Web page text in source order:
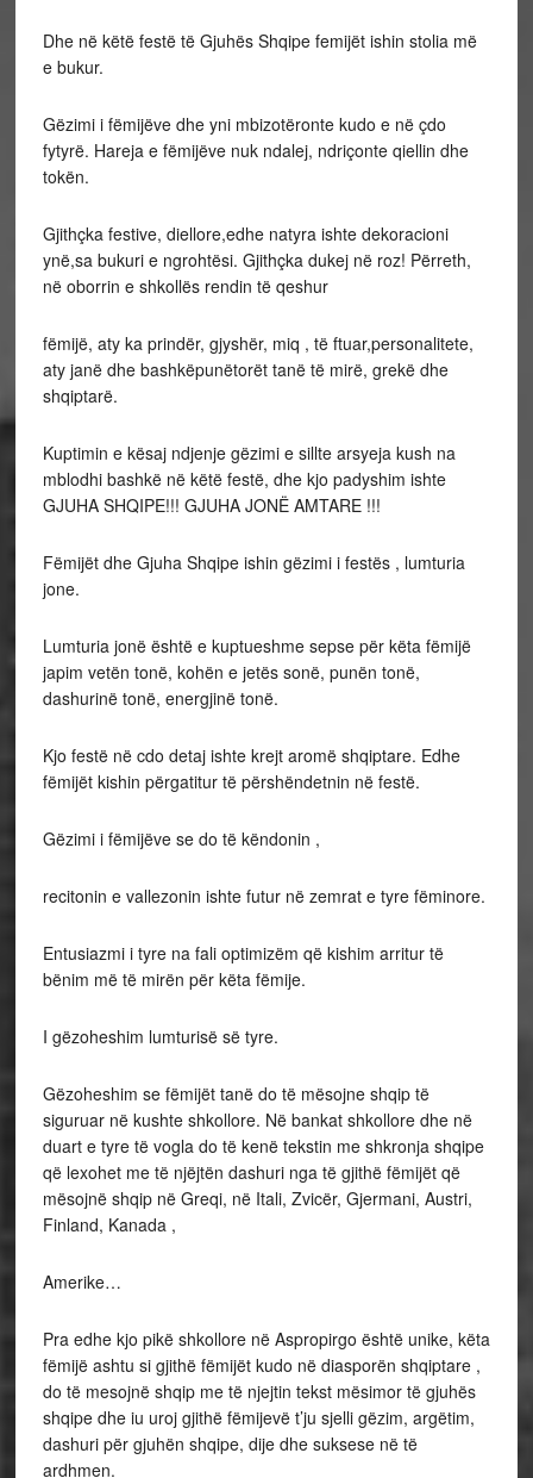
Dhe në këtë festë të Gjuhës Shqipe femijët ishin stolia më
e bukur.
Gëzimi i fëmijëve dhe yni mbizotëronte kudo e në çdo
fytyrë. Hareja e fëmijëve nuk ndalej, ndriçonte qiellin dhe
tokën.
Gjithçka festive, diellore,edhe natyra ishte dekoracioni
ynë,sa bukuri e ngrohtësi. Gjithçka dukej në roz! Përreth,
në oborrin e shkollës rendin të qeshur
fëmijë, aty ka prindër, gjyshër, miq , të ftuar,personalitete,
aty janë dhe bashkëpunëtorët tanë të mirë, grekë dhe
shqiptarë.
Kuptimin e kësaj ndjenje gëzimi e sillte arsyeja kush na
mblodhi bashkë në këtë festë, dhe kjo padyshim ishte
GJUHA SHQIPE!!! GJUHA JONË AMTARE !!!
Fëmijët dhe Gjuha Shqipe ishin gëzimi i festës , lumturia
jone.
Lumturia jonë është e kuptueshme sepse për këta fëmijë
japim vetën tonë, kohën e jetës sonë, punën tonë,
dashurinë tonë, energjinë tonë.
Kjo festë në cdo detaj ishte krejt aromë shqiptare. Edhe
fëmijët kishin përgatitur të përshëndetnin në festë.
Gëzimi i fëmijëve se do të këndonin ,
recitonin e vallezonin ishte futur në zemrat e tyre fëminore.
Entusiazmi i tyre na fali optimizëm që kishim arritur të
bënim më të mirën për këta fëmije.
I gëzoheshim lumturisë së tyre.
Gëzoheshim se fëmijët tanë do të mësojne shqip të
siguruar në kushte shkollore. Në bankat shkollore dhe në
duart e tyre të vogla do të kenë tekstin me shkronja shqipe
që lexohet me të njëjtën dashuri nga të gjithë fëmijët që
mësojnë shqip në Greqi, në Itali, Zvicër, Gjermani, Austri,
Finland, Kanada ,
Amerike…
Pra edhe kjo pikë shkollore në Aspropirgo është unike, këta
fëmijë ashtu si gjithë fëmijët kudo në diasporën shqiptare ,
do të mesojnë shqip me të njejtin tekst mësimor të gjuhës
shqipe dhe iu uroj gjithë fëmijevë t’ju sjelli gëzim, argëtim,
dashuri për gjuhën shqipe, dije dhe suksese në të
ardhmen.